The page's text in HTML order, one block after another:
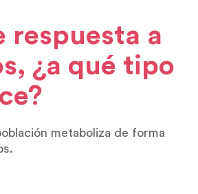
respuesta a
¿a qué tipo
metaboliza de forma